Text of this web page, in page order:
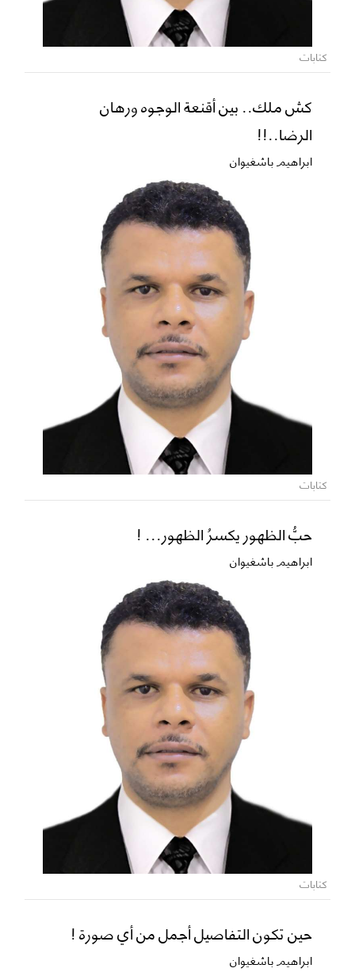
كتابات
كش ملك.. بين أقنعة الوجوه ورهان
الرضا..!!
ابراهيم باشغيوان
كتابات
حبُّ الظهور يكسرُ الظهور... !
ابراهيم باشغيوان
كتابات
حين تكون التفاصيل أجمل من أي صورة !
ابراهيم باشغيوان